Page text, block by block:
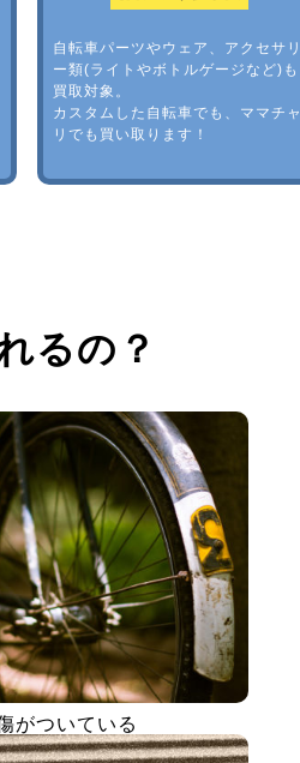
自転車パーツやウェア、アクセサリ
ー類(ライトやボトルゲージなど)も
買取対象。
カスタムした自転車でも、ママチャ
リでも買い取ります！
るの？
がついている